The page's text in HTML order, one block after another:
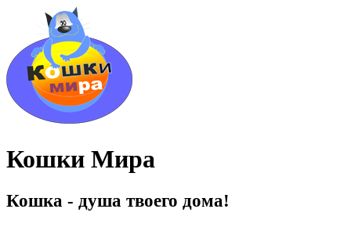
Кошки Мира
Кошка - душа твоего дома!